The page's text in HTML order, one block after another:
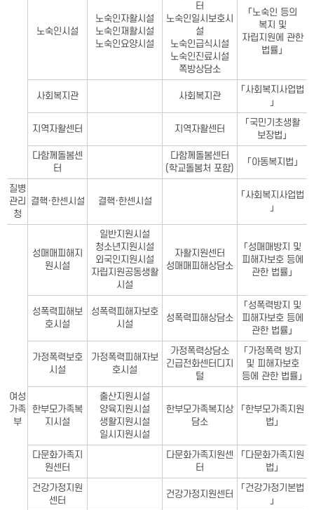
노숙인시설
노숙인자활시설
노숙인재활시설
노숙인요양시설
터
노숙인일시보호시
설
노숙인급식시설
노숙인진료시설
쪽방상담소
「노숙인 등의
복지 및
자립지원에 관한
법률」
사회복지관 사회복지관
「사회복지사업법
」
지역자활센터 지역자활센터
「국민기초생활
보장법」
다함께돌봄센
터
다함께돌봄센터
(학교돌봄처 포함)
「아동복지법」
질병
관리
청
결핵·한센시설 결핵·한센시설
「사회복지사업법
」
여성
가족
부
성매매피해지
원시설
일반지원시설
청소년지원시설
외국인지원시설
자립지원공동생활
시설
자활지원센터
성매매피해상담소
「성매매방지 및
피해자보호 등에
관한 법률」
성폭력피해보
호시설
성폭력피해자보호
시설
성폭력피해상담소
「성폭력방지 및
피해자보호 등에
관한 법률」
가정폭력보호
시설
가정폭력피해자보
호시설
가정폭력상담소
긴급전화센터디지
털
「가정폭력 방지
및 피해자보호
등에 관한 법률」
한부모가족복
지시설
출산지원시설
양육지원시설
생활지원시설
일시지원시설
한부모가족복지상
담소
「한부모가족지원
법」
다문화가족지
원센터
다문화가족지원센
터
「다문화가족지원
법」
건강가정지원
센터
건강가정지원센터
「건강가정기본법
」